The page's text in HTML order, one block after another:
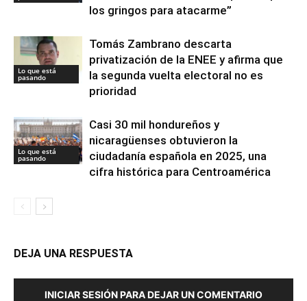
los gringos para atacarme”
Lo que está
pasando
Tomás Zambrano descarta
privatización de la ENEE y afirma que
la segunda vuelta electoral no es
prioridad
Lo que está
pasando
Casi 30 mil hondureños y
nicaragüenses obtuvieron la
ciudadanía española en 2025, una
cifra histórica para Centroamérica
DEJA UNA RESPUESTA
INICIAR SESIÓN PARA DEJAR UN COMENTARIO